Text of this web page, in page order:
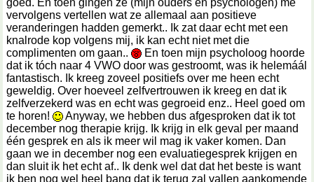
goed. En toen gingen ze (mijn ouders en psychologen) me
vervolgens vertellen wat ze allemaal aan positieve
veranderingen hadden gemerkt.. Ik zat daar echt met een
knalrode kop volgens mij, ik kan echt niet met die
complimenten om gaan..
En toen mijn psycholoog hoorde
dat ik tóch naar 4 VWO door was gestroomt, was ik helemáál
fantastisch. Ik kreeg zoveel positiefs over me heen echt
geweldig. Over hoeveel zelfvertrouwen ik kreeg en dat ik
zelfverzekerd was en echt was gegroeid enz.. Heel goed om
te horen!
Anyway, we hebben dus afgesproken dat ik tot
december nog therapie krijg. Ik krijg in elk geval per maand
één gesprek en als ik meer wil mag ik vaker komen. Dan
gaan we in december nog een evaluatiegesprek krijgen en
dan sluit ik het echt af.. Ik denk wel dat dat het beste is want
ik ben nog wel heel bang dat ik terug zal vallen aankomende